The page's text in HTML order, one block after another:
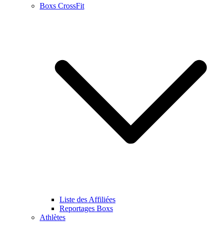
Boxs CrossFit
Liste des Affiliées
Reportages Boxs
Athlètes